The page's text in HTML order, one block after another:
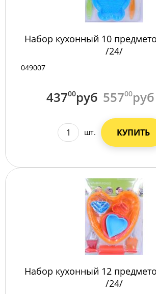
Набор кухонный 10
/24/
049007
43700руб 55700руб
шт. КУПИТЬ
Набор кухонный 12
/24/